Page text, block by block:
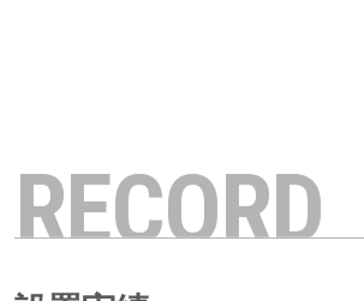
RECORD